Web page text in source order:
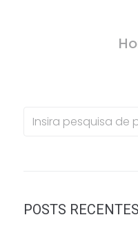
Procurar:
POSTS RECENTES